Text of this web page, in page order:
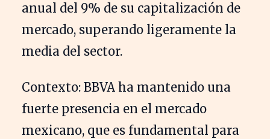
anual del 9% de su capitalización de
mercado, superando ligeramente la
media del sector.
Contexto: BBVA ha mantenido una
fuerte presencia en el mercado
mexicano, que es fundamental para